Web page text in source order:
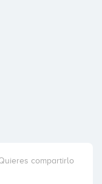
compartirlo